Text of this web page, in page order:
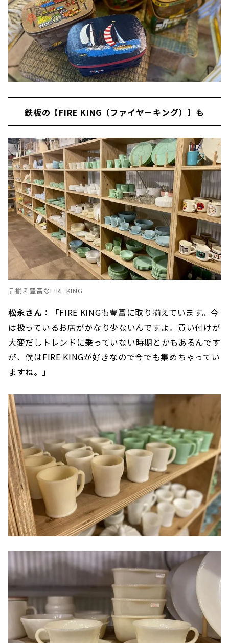
鉄板の【FIRE KING（ファイヤーキング）】も
品揃え豊富なFIRE KING
松永さん：
「FIRE KINGも豊富に取り揃えています。今
は扱っているお店がかなり少ないんですよ。買い付けが
大変だしトレンドに乗っていない時期とかもあるんです
が、僕はFIRE KINGが好きなので今でも集めちゃってい
ますね。」